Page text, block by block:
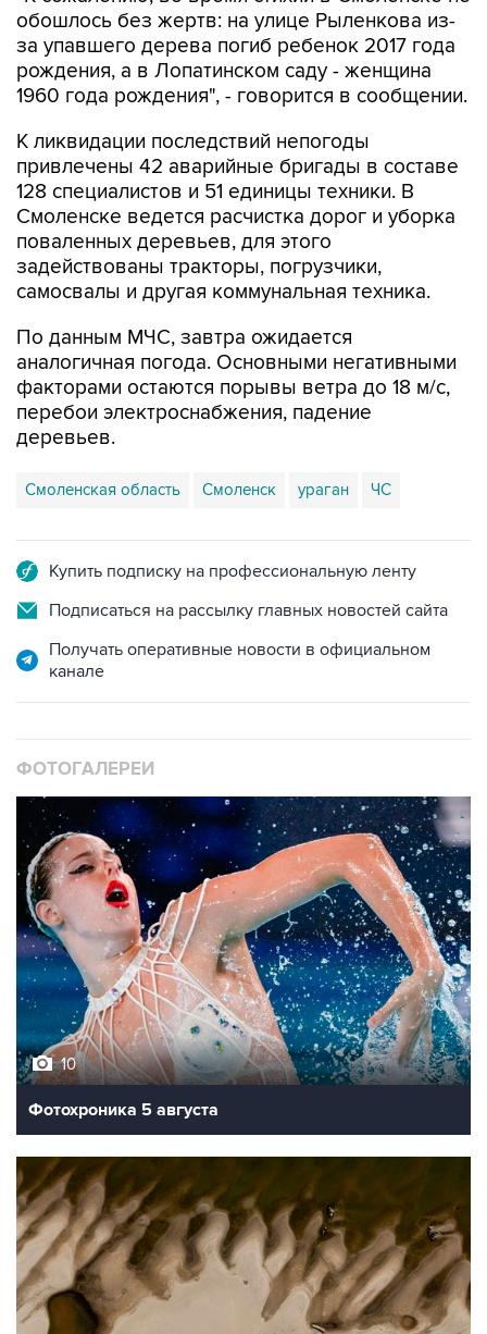
обошлось без жертв: на улице Рыленкова из-
за упавшего дерева погиб ребенок 2017 года
рождения, а в Лопатинском саду - женщина
1960 года рождения", - говорится в сообщении.
К ликвидации последствий непогоды
привлечены 42 аварийные бригады в составе
128 специалистов и 51 единицы техники. В
Смоленске ведется расчистка дорог и уборка
поваленных деревьев, для этого
задействованы тракторы, погрузчики,
самосвалы и другая коммунальная техника.
По данным МЧС, завтра ожидается
аналогичная погода. Основными негативными
факторами остаются порывы ветра до 18 м/с,
перебои электроснабжения, падение
деревьев.
Смоленская область Смоленск ураган ЧС
Купить подписку на профессиональную ленту
Подписаться на рассылку главных новостей сайта
Получать оперативные новости в официальном
канале
ФОТОГАЛЕРЕИ
10
Фотохроника 5 августа